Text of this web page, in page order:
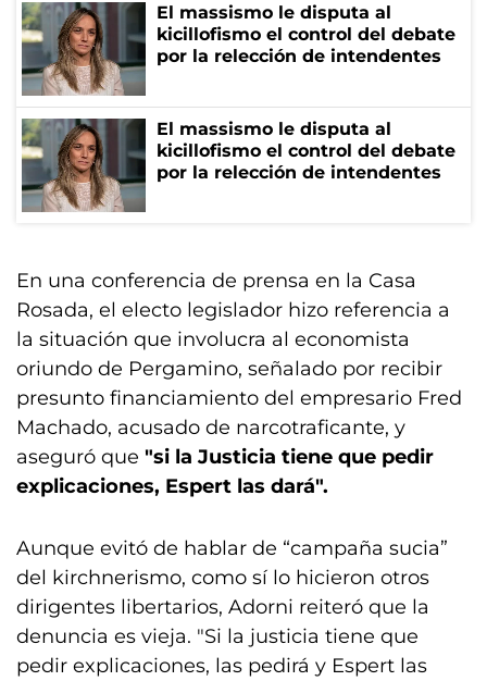
El massismo le disputa al
kicillofismo el control del debate
por la relección de intendentes
El massismo le disputa al
kicillofismo el control del debate
por la relección de intendentes
En una conferencia de prensa en la Casa
Rosada, el electo legislador hizo referencia a
la situación que involucra al economista
oriundo de Pergamino, señalado por recibir
presunto financiamiento del empresario Fred
Machado, acusado de narcotraficante, y
aseguró que "si la Justicia tiene que pedir
explicaciones, Espert las dará".
Aunque evitó de hablar de “campaña sucia”
del kirchnerismo, como sí lo hicieron otros
dirigentes libertarios, Adorni reiteró que la
denuncia es vieja. "Si la justicia tiene que
pedir explicaciones, las pedirá y Espert las